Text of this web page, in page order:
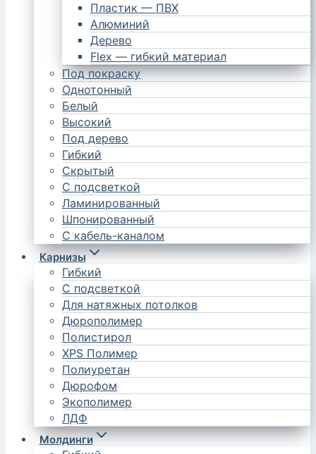
Пластик — ПВХ
Алюминий
Дерево
Flex — гибкий материал
Под покраску
Однотонный
Белый
Высокий
Под дерево
Гибкий
Скрытый
С подсветкой
Ламинированный
Шпонированный
С кабель-каналом
Карнизы
Гибкий
С подсветкой
Для натяжных потолков
Дюрополимер
Полистирол
XPS Полимер
Полиуретан
Дюрофом
Экополимер
ЛДФ
Молдинги